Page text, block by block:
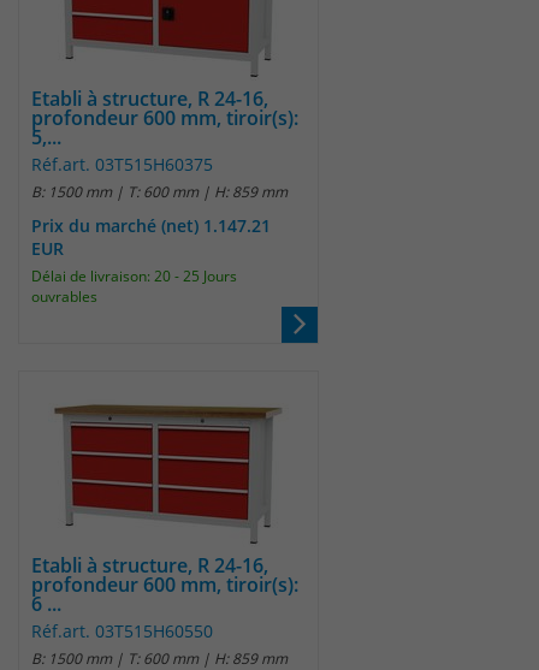
Etabli à structure, R 24-16,
profondeur 600 mm, tiroir(s):
5,...
Réf.art. 03T515H60375
B: 1500 mm | T: 600 mm | H: 859 mm
Prix du marché (net) 1.147.21
EUR
Délai de livraison: 20 - 25 Jours
ouvrables
Etabli à structure, R 24-16,
profondeur 600 mm, tiroir(s):
6 ...
Réf.art. 03T515H60550
B: 1500 mm | T: 600 mm | H: 859 mm